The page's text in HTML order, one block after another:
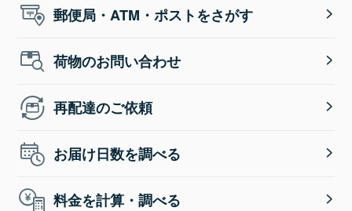
郵便局・ATM・ポストをさがす
荷物のお問い合わせ
再配達のご依頼
お届け日数を調べる
料金を計算・調べる